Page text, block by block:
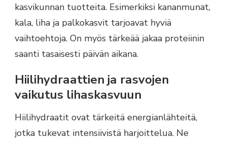
kasvikunnan tuotteita. Esimerkiksi kananmunat,
kala, liha ja palkokasvit tarjoavat hyviä
vaihtoehtoja. On myös tärkeää jakaa proteiinin
saanti tasaisesti päivän aikana.
Hiilihydraattien ja rasvojen
vaikutus lihaskasvuun
Hiilihydraatit ovat tärkeitä energianlähteitä,
jotka tukevat intensiivistä harjoittelua. Ne